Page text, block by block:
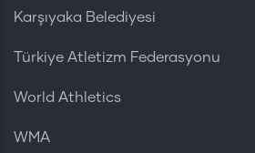
Karşıyaka Belediyesi
Türkiye Atletizm Federasyonu
World Athletics
WMA